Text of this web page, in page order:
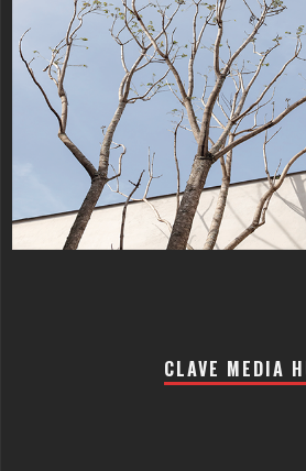
CLAVE MEDIA